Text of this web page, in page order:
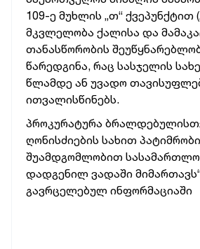
109-ე მუხლის „თ“ ქვეპუნქტით
მკვლელობა ქალისა და
თანასწორობის
წარედგინა, რაც სასჯელის
წლამდე ან უვადო
ითვალისწინებს.
პროკურატურა
ღონისძიების სახით
შუამდგომლობით
დადგენილ ვადაში
გავრცელებულ ინფორმაციაში